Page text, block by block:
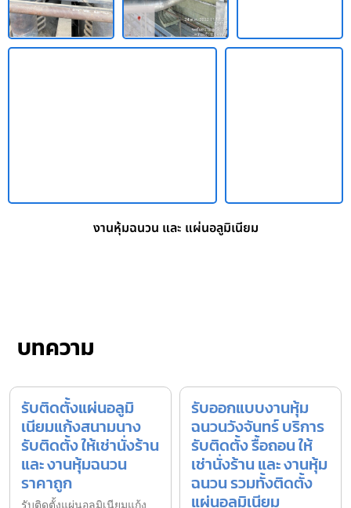
งานหุ้มฉนวน และ แผ่นอลูมิเนียม
บทความ
รับติดตั้งแผ่นอลูมิ
เนียมแก้งสนามนาง
รับติดตั้ง ให้เช่านั่งร้าน
และ งานหุ้มฉนวน
ราคาถูก
รับออกแบบงานหุ้ม
ฉนวนวังจันทร์ บริการ
รับติดตั้ง รื้อถอน ให้
เช่านั่งร้าน และ งานหุ้ม
ฉนวน รวมทั้งติดตั้ง
แผ่นอลูมิเนียม